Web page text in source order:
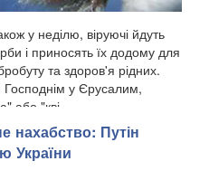
у неділю, віруючі йдуть
і приносять їх додому для
та здоров'я рідних.
у Єрусалим,
"кві...
нахабство: Путін
України